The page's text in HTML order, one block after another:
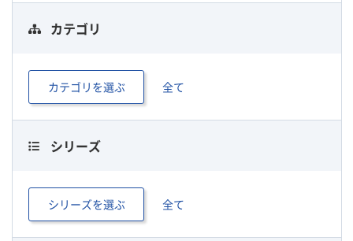
カテゴリ
カテゴリを選ぶ 全て
シリーズ
シリーズを選ぶ 全て